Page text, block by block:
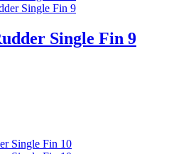
Single Fin 9